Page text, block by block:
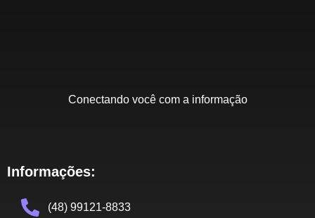
Conectando você com a informação
Informações:
(48) 99121-8833